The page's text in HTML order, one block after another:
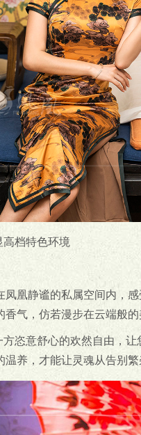
档特色环境
凤凰静谧的私属空间内，
气，仿若漫步在云端般的
恣意舒心的欢然自由，
养，才能让灵魂从告别